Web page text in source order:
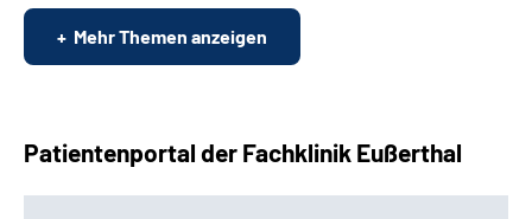
Mehr Themen anzeigen
Patientenportal der Fachklinik Eußerthal